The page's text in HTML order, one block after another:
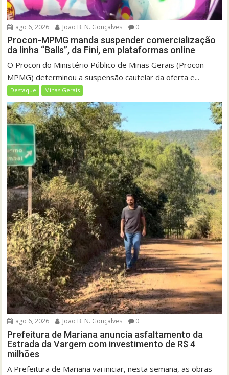
ago 6, 2026 João B. N. Gonçalves 0
Procon-MPMG manda suspender comercialização
da linha “Balls”, da Fini, em plataformas online
O Procon do Ministério Público de Minas Gerais (Procon-
MPMG) determinou a suspensão cautelar da oferta e...
Destaque Minas Gerais
ago 6, 2026 João B. N. Gonçalves 0
Prefeitura de Mariana anuncia asfaltamento da
Estrada da Vargem com investimento de R$ 4
milhões
A Prefeitura de Mariana vai iniciar, nesta semana, as obras